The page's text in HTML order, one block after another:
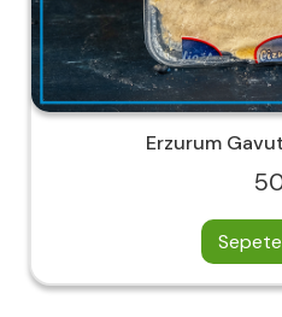
Erzurum